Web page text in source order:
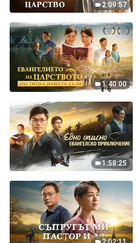
2:09:57
1:40:00
1:58:25